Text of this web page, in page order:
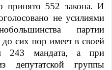
принято 552 закона. И
не усилиями
партии
сих пор имеет в своей
243 мандата, а при
депутатской группы